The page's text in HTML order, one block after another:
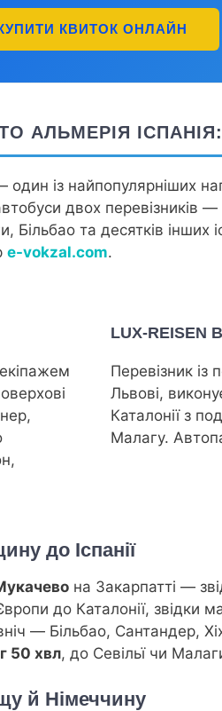
КВИТОК ОНЛАЙН
АЛЬМЕРІЯ
із найпопулярніших
двох перевізників —
та десятків інших
e-vokzal.com.
LUX-REISEN
Перевізник із
Львові,
Каталонії з
Малагу.
до Іспанії
на Закарпатті —
до Каталонії, звідки
— Більбао, Сантандер,
50 хвл, до Севільї чи
й Німеччину